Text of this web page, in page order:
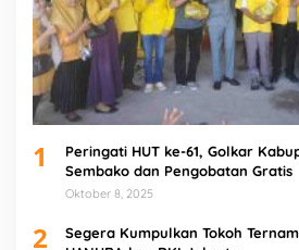
1
Peringati HUT ke-61, Golkar
Sembako dan Pengobatan Gratis
Oktober 8, 2025
2
Segera Kumpulkan Tokoh